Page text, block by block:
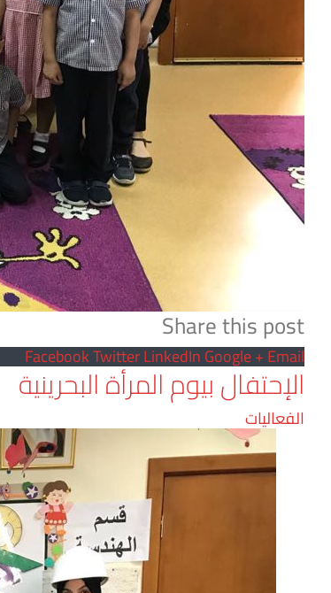
Share this post
FacebookTwitterLinkedInGoogle +Email
الإحتفال بيوم المرأة البحرينية
الفعاليات